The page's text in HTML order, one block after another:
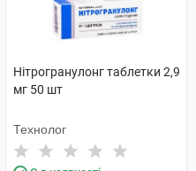
Нітрогранулонг таблетки 2,9
мг 50 шт
Технолог